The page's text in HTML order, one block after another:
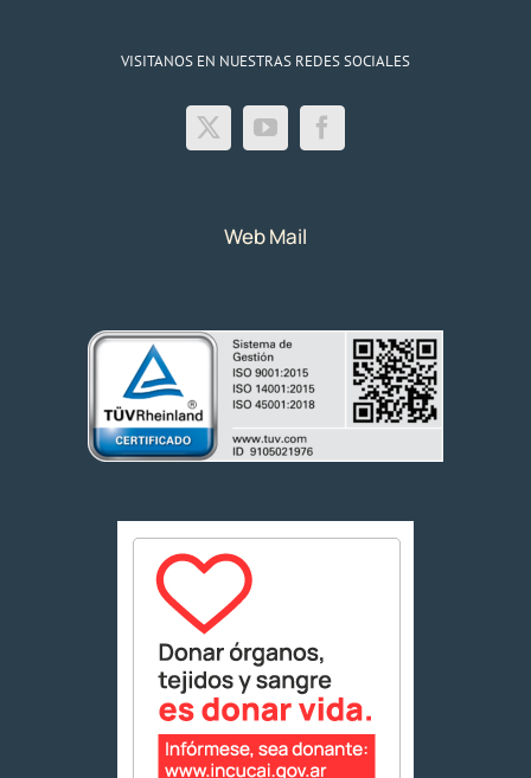
VISITANOS EN NUESTRAS REDES SOCIALES
Web Mail